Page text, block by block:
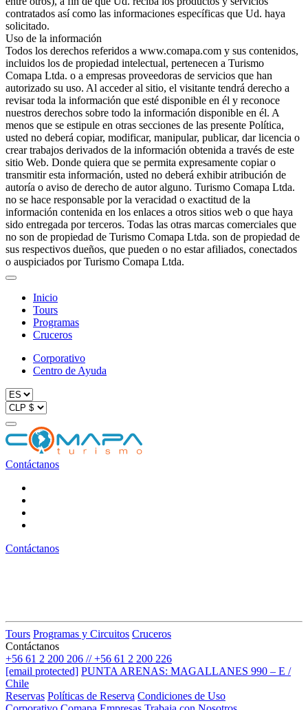
contratados así como las informaciones específicas que Ud. haya
solicitado.
Uso de la información
Todos los derechos referidos a www.comapa.com y sus contenidos,
incluidos los de propiedad intelectual, pertenecen a Turismo
Comapa Ltda. o a empresas proveedoras de servicios que han
autorizado su uso. Al acceder al sitio, el visitante tendrá derecho a
revisar toda la información que esté disponible en él y reconoce
nuestros derechos sobre todo la información disponible en él. A
menos que se estipule en otras secciones de las presente Política,
usted no deberá copiar, modificar, manipular, publicar, dar licencia o
crear trabajos derivados de la información obtenida a través de este
sitio Web. Donde quiera que se permita expresamente copiar o
transmitir esta información, usted no deberá exhibir atribución de
autoría o aviso de derecho de autor alguno. Turismo Comapa Ltda.
no se hace responsable por la veracidad o exactitud de la
información contenida en los enlaces a otros sitios web o que haya
sido entregada por terceros. Todas las otras marcas comerciales que
no son de propiedad de Turismo Comapa Ltda. son de propiedad de
sus respectivos dueños, que pueden o no estar afiliados, conectados
o auspiciados por Turismo Comapa Ltda.
Inicio
Tours
Programas
Cruceros
Corporativo
Centro de Ayuda
Contáctanos
Contáctanos
Tours Programas y Circuitos Cruceros
Contáctanos
+56 61 2 200 206 // +56 61 2 200 226
[email protected] PUNTA ARENAS: MAGALLANES 990 – E /
Chile
Reservas Políticas de Reserva Condiciones de Uso